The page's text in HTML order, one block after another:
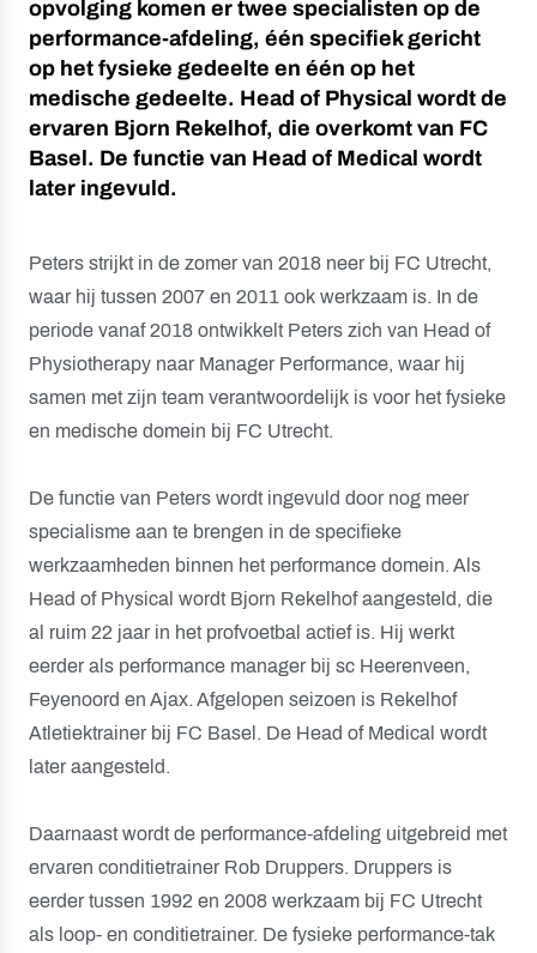
opvolging komen er twee specialisten op de
performance-afdeling, één specifiek gericht
op het fysieke gedeelte en één op het
medische gedeelte. Head of Physical wordt de
ervaren Bjorn Rekelhof, die overkomt van FC
Basel. De functie van Head of Medical wordt
later ingevuld.
Peters strijkt in de zomer van 2018 neer bij FC Utrecht,
waar hij tussen 2007 en 2011 ook werkzaam is. In de
periode vanaf 2018 ontwikkelt Peters zich van Head of
Physiotherapy naar Manager Performance, waar hij
samen met zijn team verantwoordelijk is voor het fysieke
en medische domein bij FC Utrecht.
De functie van Peters wordt ingevuld door nog meer
specialisme aan te brengen in de specifieke
werkzaamheden binnen het performance domein. Als
Head of Physical wordt Bjorn Rekelhof aangesteld, die
al ruim 22 jaar in het profvoetbal actief is. Hij werkt
eerder als performance manager bij sc Heerenveen,
Feyenoord en Ajax. Afgelopen seizoen is Rekelhof
Atletiektrainer bij FC Basel. De Head of Medical wordt
later aangesteld.
Daarnaast wordt de performance-afdeling uitgebreid met
ervaren conditietrainer Rob Druppers. Druppers is
eerder tussen 1992 en 2008 werkzaam bij FC Utrecht
als loop- en conditietrainer. De fysieke performance-tak